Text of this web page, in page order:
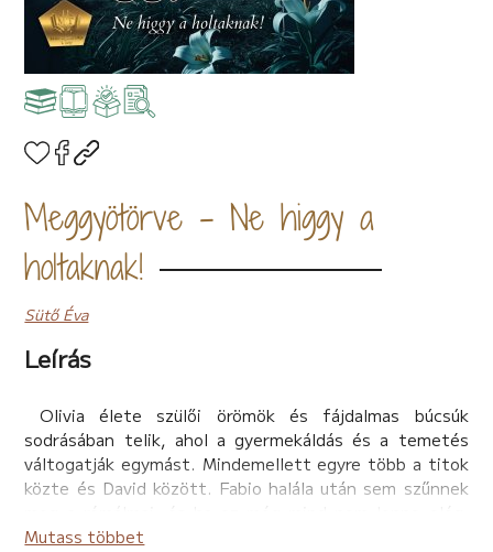
Meggyötörve - Ne higgy a
holtaknak!
Sütő Éva
Leírás
Olivia élete szülői örömök és fájdalmas búcsúk
sodrásában telik, ahol a gyermekáldás és a temetés
váltogatják egymást. Mindemellett egyre több a titok
közte és David között. Fabio halála után sem szűnnek
sorra kerülnek elő Fabionak a világban szanaszét
Mutass többet